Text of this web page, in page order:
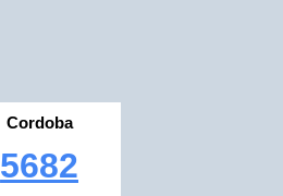
Cordoba
5682